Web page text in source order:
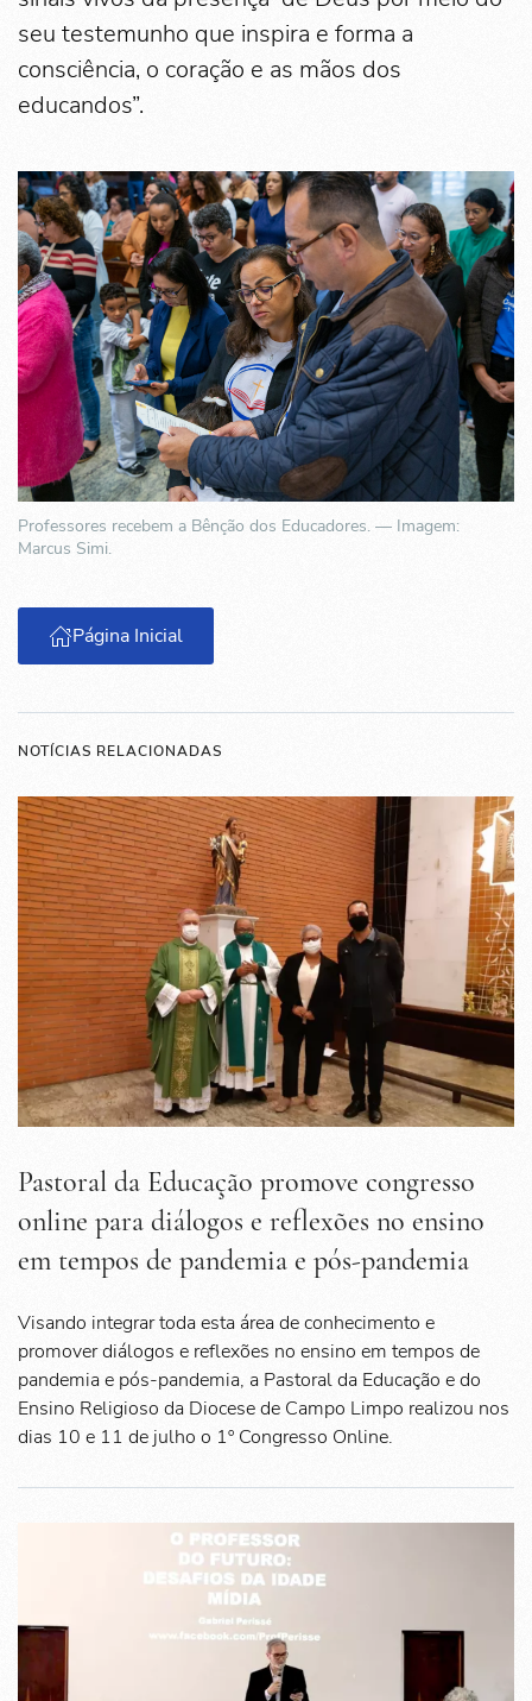
seu testemunho que inspira e forma a
consciência, o coração e as mãos dos
educandos”.
Professores recebem a Bênção dos Educadores. — Imagem:
Marcus Simi.
Página Inicial
NOTÍCIAS RELACIONADAS
Pastoral da Educação promove congresso
online para diálogos e reflexões no ensino
em tempos de pandemia e pós-pandemia
Visando integrar toda esta área de conhecimento e
promover diálogos e reflexões no ensino em tempos de
pandemia e pós-pandemia, a Pastoral da Educação e do
Ensino Religioso da Diocese de Campo Limpo realizou nos
dias 10 e 11 de julho o 1º Congresso Online.